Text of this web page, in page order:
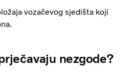
vozačevog sjedišta koji
nezgode?